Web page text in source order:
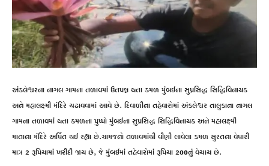
અંકલેશ્વરના નાગલ ગામના તળાવમાં ઉતપન્ન થતા કમળ મુંબઈના સુપ્રસિદ્ધ સિદ્ધિવિનાયક
અને મહાલક્ષ્મી મંદિરે ચઢાવવામાં આવે છે. દિવાળીના તહેવારોમાં અંકલેશ્વર તાલુકાના નાગલ
ગામના તળાવમાં થતા કમળના પુષ્પો મુંબઈના સુપ્રસિદ્ધ સિદ્ધિવિનાયક અને મહાલક્ષ્મી
માતાના મંદિરે અર્પિત થઈ રહ્યા છે.ગ્રામજનો તળાવમાંથી વીણી લાવેલા કમળ સુરતના વેપારી
માત્ર 2 રૂપિયામાં ખરીદી જાય છે, જે મુંબઈમાં તહેવારોમાં રૂપિયા 200નું વેચાય છે.